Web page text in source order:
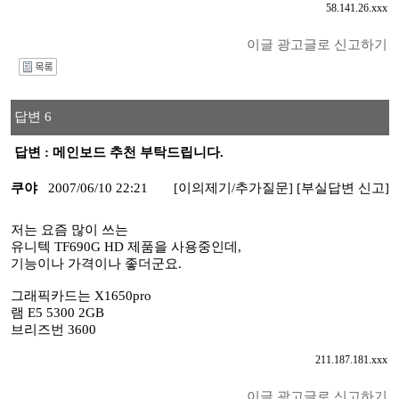
58.141.26.xxx
이글 광고글로 신고하기
답변 6
답변 : 메인보드 추천 부탁드립니다.
쿠야 2007/06/10 22:21 [이의제기/추가질문] [부실답변 신고]
저는 요즘 많이 쓰는
유니텍 TF690G HD 제품을 사용중인데,
기능이나 가격이나 좋더군요.
그래픽카드는 X1650pro
램 E5 5300 2GB
브리즈번 3600
211.187.181.xxx